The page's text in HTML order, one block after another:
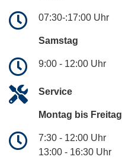
07:30-:17:00 Uhr
Samstag
9:00 - 12:00 Uhr
Service
Montag bis Freitag
7:30 - 12:00 Uhr
13:00 - 16:30 Uhr